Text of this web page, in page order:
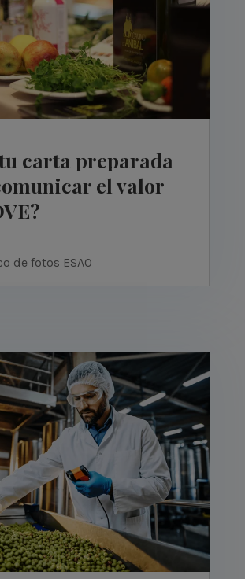
carta preparada
el valor
de fotos ESAO